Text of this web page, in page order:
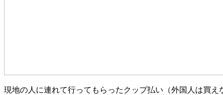
現地の人に連れて行ってもらったクップ払い（外国人は買え